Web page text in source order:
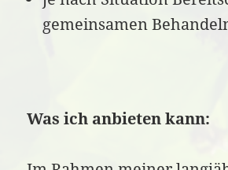
gemeinsamen
Was ich anbieten kann: